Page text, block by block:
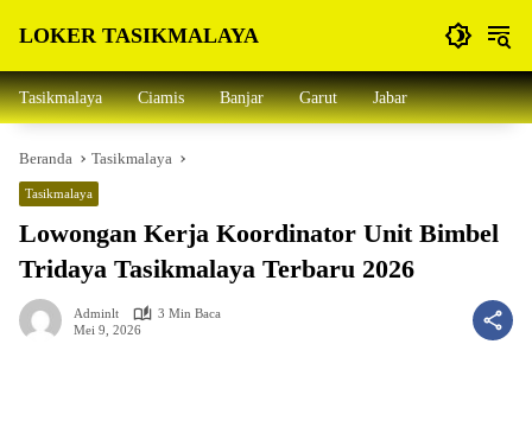
LOKER TASIKMALAYA
Lowongan
Kerja
dan
Sekitarna
Tasikmalaya Ciamis Banjar Garut Jabar
Beranda Tasikmalaya
Tasikmalaya
Lowongan Kerja Koordinator Unit Bimbel
Tridaya Tasikmalaya Terbaru 2026
Adminlt
3 Min Baca
Mei 9, 2026